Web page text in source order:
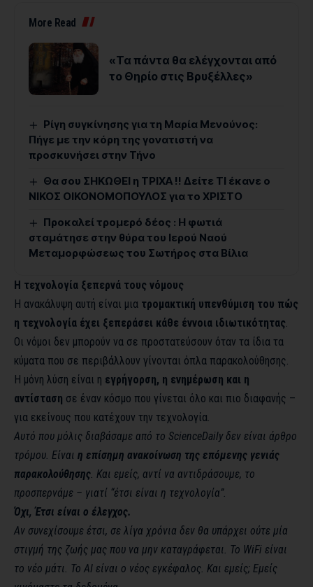
More Read
«Τα πάντα θα ελέγχονται από
το Θηρίο στις Βρυξέλλες»
Ρίγη συγκίνησης για τη Μαρία Μενούνος:
Πήγε με την κόρη της γονατιστή να
προσκυνήσει στην Τήνο
Θα σου ΣΗΚΩΘΕΙ η ΤΡΙΧΑ !! Δείτε ΤΙ έκανε ο
ΝΙΚΟΣ ΟΙΚΟΝΟΜΟΠΟΥΛΟΣ για το ΧΡΙΣΤΟ
Προκαλεί τρομερό δέος : Η φωτιά
σταμάτησε στην θύρα του Ιερού Ναού
Μεταμορφώσεως του Σωτήρος στα Βίλια
Η τεχνολογία ξεπερνά τους νόμους
Η ανακάλυψη αυτή είναι μια τρομακτική υπενθύμιση του πώς
η τεχνολογία έχει ξεπεράσει κάθε έννοια ιδιωτικότητας
Οι νόμοι δεν μπορούν να σε προστατεύσουν όταν τα ίδια τα
κύματα που σε περιβάλλουν γίνονται όπλα παρακολούθησης.
Η μόνη λύση είναι η εγρήγορση, η ενημέρωση και η
αντίσταση σε έναν κόσμο που γίνεται όλο και πιο διαφανής –
για εκείνους που κατέχουν την τεχνολογία.
Αυτό που μόλις διαβάσαμε από το ScienceDaily δεν είναι άρθρο
τρόμου. Είναι η επίσημη ανακοίνωση της επόμενης γενιάς
παρακολούθησης . Και εμείς, αντί να αντιδράσουμε, το
προσπερνάμε – γιατί “έτσι είναι η τεχνολογία”.
Όχι, Έτσι είναι ο έλεγχος.
Αν συνεχίσουμε έτσι, σε λίγα χρόνια δεν θα υπάρχει ούτε μία
στιγμή της ζωής μας που να μην καταγράφεται. Το WiFi είναι
το νέο μάτι. Το AI είναι ο νέος εγκέφαλος. Και εμείς; Εμείς